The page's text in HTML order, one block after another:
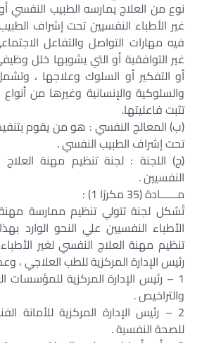
نوع من العلاج يمارسه الطبيب النفسي
غير الأطباء النفسيين تحت إشراف
فيه مهارات التواصل والتفاعل
غير التوافقية أو التي يشوبها خلل
أو التفكير أو السلوك وعلاجها ،
والسلوكية والإنسانية وغيرها من أنواع
تثبت فاعليتها.
(ب) المعالج النفسي : هو من يقوم
تحت إشراف الطبيب النفسي .
(ج) اللجنة : لجنة تنظيم مهنة العلاج
النفسيين .
مــــــادة (35 مكررًا 1) :
تُشكل لجنة تتولي تنظيم ممارسة مهنة
الأطباء النفسيين علي النحو الوارد
تنظيم مهنة العلاج النفسي لغير
رئيس الإدارة المركزية للطب العلاجي
1 – رئيس الإدارة المركزية للمؤسسات
والتراخيص .
2 – رئيس الإدارة المركزية للأمانة
للصحة النفسية .